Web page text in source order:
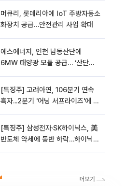
머큐리, 롯데리아에 IoT 주방자동소
화장치 공급…안전관리 사업 확대
에스에너지, 인천 남동산단에
6MW 태양광 모듈 공급… ‘산단
[특징주] 고려아연, 106분기 연속
흑자...2분기 '어닝 서프라이즈'에 장
[특징주] 삼성전자·SK하이닉스, 美
반도체 약세에 동반 하락…하이닉스